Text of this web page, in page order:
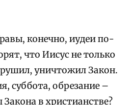
конечно, иудеи по-
что Иисус не только
уничтожил Закон.
суббота, обрезание –
Закона в христианстве?